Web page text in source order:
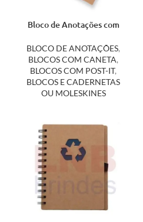
Bloco de Anotações com
14692
BLOCO DE ANOTAÇÕES,
BLOCOS COM CANETA,
BLOCOS COM POST-IT,
BLOCOS E CADERNETAS
OU MOLESKINES